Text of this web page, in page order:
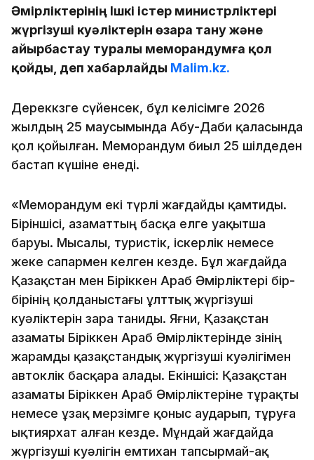
Әмірліктерінің Ішкі істер министрліктері
жүргізуші куәліктерін өзара тану және
айырбастау туралы меморандумға қол
қойды, деп хабарлайды Malim.kz.
Дереккөзге сүйенсек, бұл келісімге 2026
жылдың 25 маусымында Абу-Даби қаласында
қол қойылған. Меморандум биыл 25 шілдеден
бастап күшіне енеді.
«Меморандум екі түрлі жағдайды қамтиды.
Біріншісі, азаматтың басқа елге уақытша
баруы. Мысалы, туристік, іскерлік немесе
жеке сапармен келген кезде. Бұл жағдайда
Қазақстан мен Біріккен Араб Әмірліктері бір-
бірінің қолданыстағы ұлттық жүргізуші
куәліктерін өзара таниды. Яғни, Қазақстан
азаматы Біріккен Араб Әмірліктерінде өзінің
жарамды қазақстандық жүргізуші куәлігімен
автокөлік басқара алады. Екіншісі: Қазақстан
азаматы Біріккен Араб Әмірліктеріне тұрақты
немесе ұзақ мерзімге қоныс аударып, тұруға
ықтиярхат алған кезде. Мұндай жағдайда
жүргізуші куәлігін емтихан тапсырмай-ақ